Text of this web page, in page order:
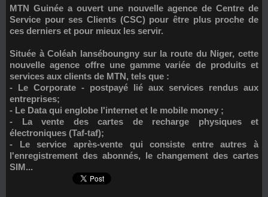
MTN Guinée a ouvert une nouvelle agence de Centre de
Service pour ses Clients (CSC) pour être plus proche de
ces derniers et pour mieux les servir.
Située à Coléah lanséboungny sur la route du Niger, cette
nouvelle agence offre une gamme variée de produits et
services aux clients de MTN, tels que :
- Le Corporate - postpayé lié aux services rendus aux
entreprises;
- Le Data qui englobe l'internet et le mobile money ;
- La vente des cartes de recharge physiques et
électroniques (Taf-taf);
- Le service après-vente qui consiste entre autres à
l'enregistrement des abonnés, le changement des cartes
SIM...